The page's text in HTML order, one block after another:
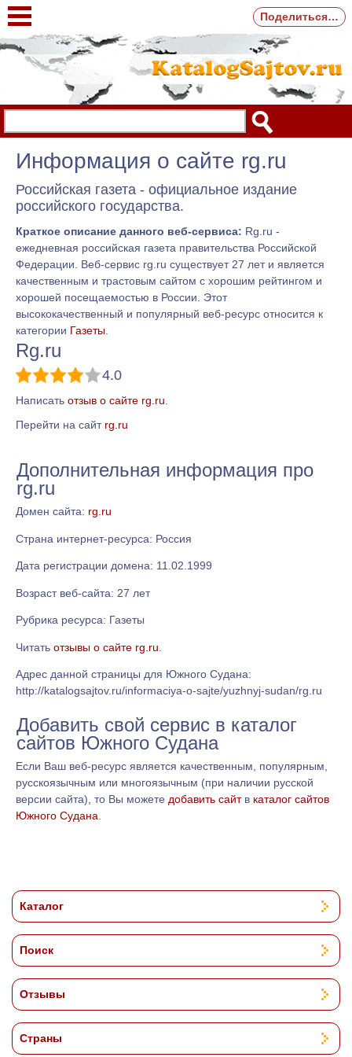
Информация о сайте rg.ru
Российская газета - официальное издание
российского государства.
Краткое описание данного веб-сервиса: Rg.ru -
ежедневная российская газета правительства Российской
Федерации. Веб-сервис rg.ru существует 27 лет и является
качественным и трастовым сайтом с хорошим рейтингом и
хорошей посещаемостью в России. Этот
высококачественный и популярный веб-ресурс относится к
категории Газеты
Rg.ru
4.0
Написать отзыв о сайте rg.ru
Перейти на сайт rg.ru
Дополнительная информация про
rg.ru
Домен сайта: rg.ru
Страна интернет-ресурса: Россия
Дата регистрации домена: 11.02.1999
Возраст веб-сайта: 27 лет
Рубрика ресурса: Газеты
Читать отзывы о сайте rg.ru
Адрес данной страницы для Южного Судана:
http://katalogsajtov.ru/informaciya-o-sajte/yuzhnyj-sudan/rg.ru
Добавить свой сервис в каталог
сайтов Южного Судана
Если Ваш веб-ресурс является качественным, популярным,
русскоязычным или многоязычным (при наличии русской
версии сайта), то Вы можете добавить сайтв каталог сайтов
Южного Судана
Каталог
Поиск
Отзывы
Страны
Поделиться…